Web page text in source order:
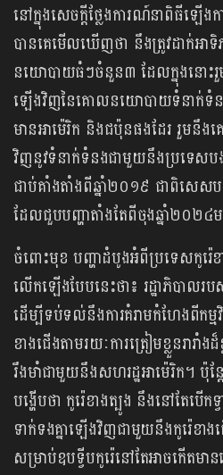
នៅក្នុងសេចក្តីថ្លែងការណ៍នាពិធីឡ
បានគេមើលឃើញថា នឹងត្រូវដាក់អាទិ
នយោបាយធំៗចំនួន៣ ដែលក្នុងនោះរួម
ឡើងវិញនៃគោលនយោបាយទំនាក់ទំន
មានអាម៉េរិក និងជប៉ុនផងដែរ រួមនឹ
វិញនូវទំនាក់ទំនងជាមួយនឹងប្រទេសបង
ជាប់គាំងតាំងពីឆ្នាំ២០១៩ ជាពិសេស
ដែលជួបបញ្ហាតាំងតែពីចុងឆ្នាំ២០២
ចំពោះមុខ បញ្ហាដំបូងអំពីប្រទេសកូរ៉
លើកឡើងបែបនេះថា៖ រដ្ឋាភិបាល
ដើម្បីទប់ទល់នឹងការគំរាមកំហែងពីកម្ម
ខាងជើងតាមរយៈការត្រៀមខ្លួនរារាំង
រឹងមាំជាមួយនឹងសហរដ្ឋអាម៉េរិក។ ប៉ុ
បង្ហើបថា កូរ៉េខាងត្បូង នឹងនៅតែបើកទ្
ទាក់ទងគ្នាឡើងវិញជាមួយនឹងកូរ៉េខា
សម្រាប់ឧបទ្វីបកូរ៉េនៅតែអាចកើតម